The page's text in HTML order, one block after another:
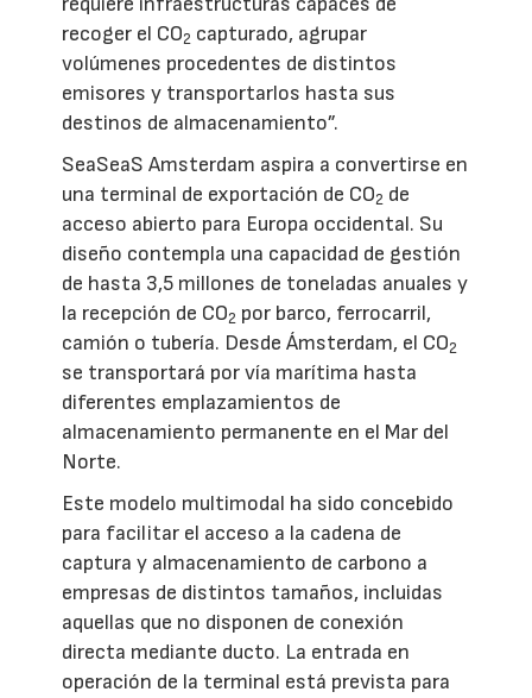
recoger el CO2 capturado, agrupar
volúmenes procedentes de distintos
emisores y transportarlos hasta sus
destinos de almacenamiento”.
SeaSeaS Amsterdam aspira a convertirse en
una terminal de exportación de CO2 de
acceso abierto para Europa occidental. Su
diseño contempla una capacidad de gestión
de hasta 3,5 millones de toneladas anuales y
la recepción de CO2 por barco, ferrocarril,
camión o tubería. Desde Ámsterdam, el CO2
se transportará por vía marítima hasta
diferentes emplazamientos de
almacenamiento permanente en el Mar del
Norte.
Este modelo multimodal ha sido concebido
para facilitar el acceso a la cadena de
captura y almacenamiento de carbono a
empresas de distintos tamaños, incluidas
aquellas que no disponen de conexión
directa mediante ducto. La entrada en
operación de la terminal está prevista para